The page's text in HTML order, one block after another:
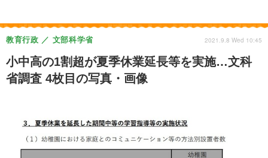
小中高の1割超が夏季休業延長等を実施…文科
省調査 4枚目の写真・画像
教育行政 文部科学省 2021.9.8 Wed 10:45